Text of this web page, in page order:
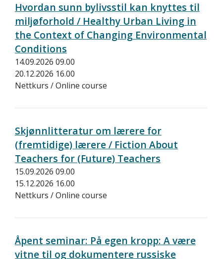
Hvordan sunn bylivsstil kan knyttes til
miljøforhold / Healthy Urban Living in
the Context of Changing Environmental
Conditions
14.09.2026 09.00
20.12.2026 16.00
Nettkurs / Online course
Skjønnlitteratur om lærere for
(fremtidige) lærere / Fiction About
Teachers for (Future) Teachers
15.09.2026 09.00
15.12.2026 16.00
Nettkurs / Online course
Åpent seminar: På egen kropp: A være
vitne til og dokumentere russiske